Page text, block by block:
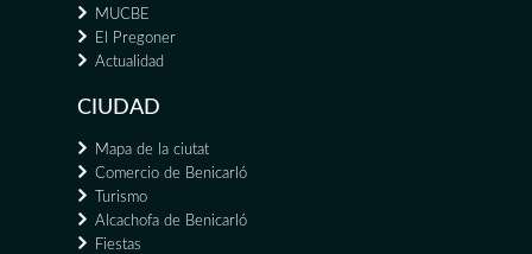
MUCBE
El Pregoner
Actualidad
CIUDAD
Mapa de la ciutat
Comercio de Benicarló
Turismo
Alcachofa de Benicarló
Fiestas